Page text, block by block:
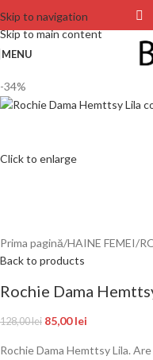
Skip to navigation
Skip to main content
MENU
-34%
Click to enlarge
Prima pagină HAINE FEMEI
Back to products
Rochie Dama
128,00lei 85,00lei
Rochie Dama Hemttsy Lila.